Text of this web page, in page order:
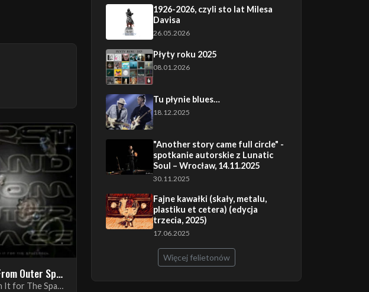
First Band From Outer Space
We’re Only in It for The Spacerock
1926-2026, czyli sto lat Milesa
Davisa
26.05.2026
Płyty roku 2025
08.01.2026
Tu płynie blues…
18.12.2025
"Another story came full circle" -
spotkanie autorskie z Lunatic
Soul – Wrocław, 14.11.2025
30.11.2025
Fajne kawałki (skały, metalu,
plastiku et cetera) (edycja
trzecia, 2025)
17.06.2025
Więcej felietonów